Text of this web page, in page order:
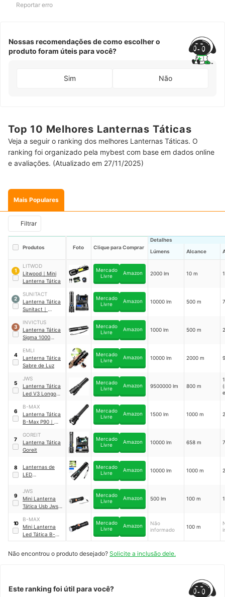
Reportar erro
Nossas recomendações de como escolher o
produto foram úteis para você?
Sim Não
Top 10 Melhores Lanternas Táticas
Veja a seguir o ranking dos melhores Lanternas Táticas. O
ranking foi organizado pela mybest com base em dados online
e avaliações. (Atualizado em 27/11/2025)
Mais Populares
Filtrar
Produtos Foto Clique para Comprar
Detalhes
Lúmens
Alcance
1
LITWOD
Litwood ｜ Mini
Lanterna Tática
Mercado
Livre
Amazon 2000 lm 10 m
2
SUNITACT
Lanterna Tática
Sunitact ｜
Mercado
Livre
Amazon 10000 lm 500 m
3
INVICTUS
Lanterna Tática
Sigma 1000
Mercado
Livre
Amazon 1000 lm 500 m
4
EMLI
Lanterna Tática
Sabre de Luz
Mercado
Livre
Amazon 10000 lm 2000 m
5
JWS
Lanterna Tática
Led V3 Longo
Mercado
Livre
Amazon 9500000 lm 800 m
6
B-MAX
Lanterna Tática
B-Max P90 ｜
Mercado
Livre
Amazon 1500 lm 1000 m
7
GOREIT
Lanterna Tática
Goreit
Mercado
Livre
Amazon 10000 lm 658 m
8
Lanternas de
LED
Mercado
Livre
Amazon 10000 lm 1000 m
9
JWS
Mini Lanterna
Tática Usb Jws
Qualidade Cree
T6｜WS-569
Mercado
Livre
Amazon 500 lm 100 m
10
B-MAX
Mini Lanterna
Led Tática B-
MAX｜BM-8411
Mercado
Livre
Amazon
Não
informado
100 m
Não encontrou o produto desejado? Solicite a inclusão dele.
Este ranking foi útil para você?